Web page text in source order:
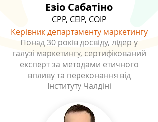
Езіо Сабатіно
CPP, CEIP, COIP
Керівник департаменту маркетингу
Понад 30 років досвіду, лідер у
галузі маркетингу, сертифікований
експерт за методами етичного
впливу та переконання від
Інституту Чалдіні